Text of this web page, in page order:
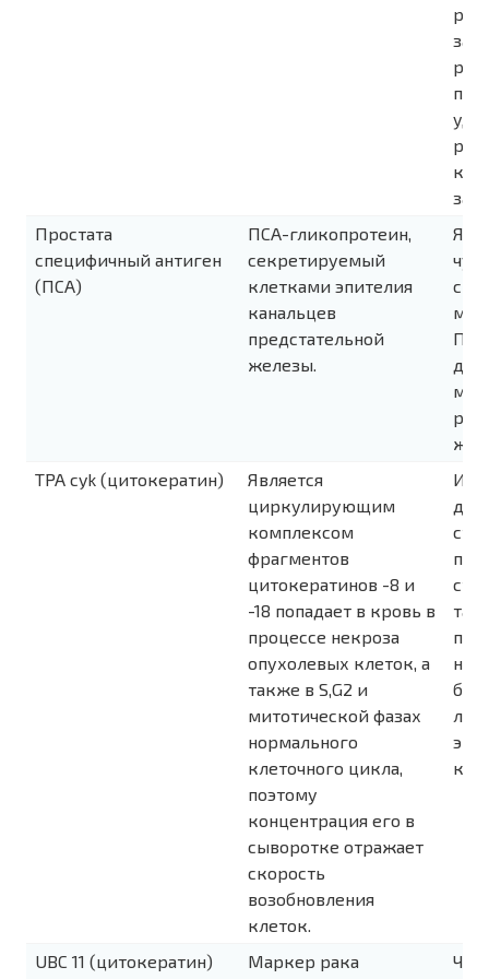
за
Простата
специфичный антиген
(ПСА)
ПСА-гликопротеин,
секретируемый
клетками эпителия
канальцев
предстательной
железы.
TPA cyk (цитокератин)
Является
циркулирующим
комплексом
фрагментов
цитокератинов -8 и
-18 попадает в кровь в
процессе некроза
опухолевых клеток, а
также в S,G2 и
митотической фазах
нормального
клеточного цикла,
поэтому
концентрация его в
сыворотке отражает
скорость
возобновления
клеток.
UBC 11 (цитокератин)
Маркер рака